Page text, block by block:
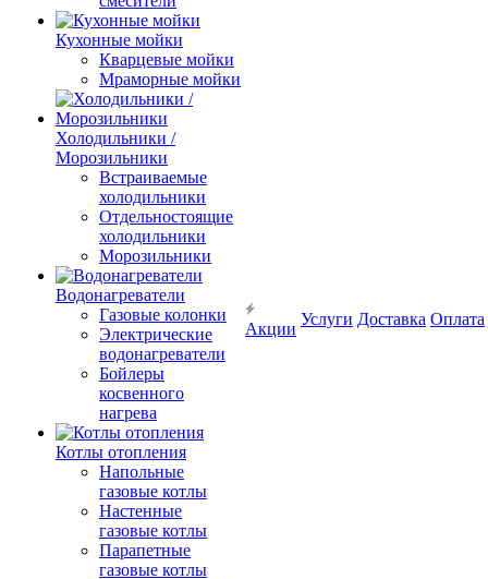
Кухонные мойки
Кварцевые мойки
Мраморные мойки
Холодильники /
Морозильники
Встраиваемые
холодильники
Отдельностоящие
холодильники
Морозильники
Водонагреватели
Газовые колонки
Электрические
водонагреватели
Бойлеры
косвенного
нагрева
Котлы отопления
Напольные
газовые котлы
Настенные
газовые котлы
Парапетные
газовые котлы
Акции
Услуги Доставка Оплата